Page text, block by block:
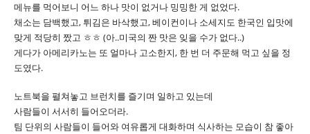
메뉴를 먹어보니 어느 하나 맛이 없거나 밍밍한 게 없었다.
채소는 담백했고, 튀김은 바삭했고, 베이컨이나 소세지도 한국인 입맛에
맞게 적당히 짰고 ㅎㅎ (아..미국의 짠 맛은 잊을 수가 없다..)
게다가 아메리카노는 또 얼마나 고소한지, 한 번 더 주문해 먹고 싶을 정
도였다.
노트북을 펼쳐놓고 브런치를 즐기며 일하고 있는데
사람들이 서서히 들어오더라.
팀 단위의 사람들이 들어와 여유롭게 대화하며 식사하는 모습이 참 좋아